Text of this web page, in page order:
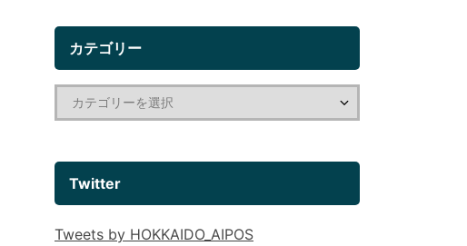
カテゴリー
Twitter
Tweets by HOKKAIDO_AIPOS